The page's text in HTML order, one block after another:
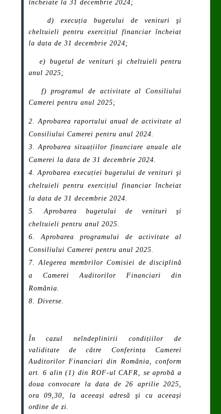
încheiate la 31 decembrie 2024;
d) execuția bugetului de venituri şi
cheltuieli pentru exercițiul financiar încheiat
la data de 31 decembrie 2024;
e) bugetul de venituri şi cheltuieli pentru
anul 2025;
f) programul de activitate al Consiliului
Camerei pentru anul 2025;
Aprobarea raportului anual de activitate al
Consiliului Camerei pentru anul 2024.
Aprobarea situațiilor financiare anuale ale
Camerei la data de 31 decembrie 2024.
Aprobarea execuției bugetului de venituri şi
cheltuieli pentru exercițiul financiar încheiat
la data de 31 decembrie 2024.
Aprobarea bugetului de venituri şi
cheltuieli pentru anul 2025.
Aprobarea programului de activitate al
Consiliului Camerei pentru anul 2025.
Alegerea membrilor Comisiei de disciplină
a Camerei Auditorilor Financiari din
România.
Diverse.
În cazul neîndeplinirii condițiilor de
validitate de către Conferința Camerei
Auditorilor Financiari din România, conform
art. 6 alin (1) din ROF-ul CAFR, se aprobă a
doua convocare la data de 26 aprilie 2025,
ora 09,30, la aceeași adresă şi cu aceeași
ordine de zi.